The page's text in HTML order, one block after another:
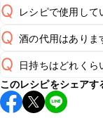
Q レシピで使用し
A
Q 酒の代用はありま
A
Q 日持ちはどれくら
保存期間は冷蔵で
し上がりください。
このレシピをシェアす